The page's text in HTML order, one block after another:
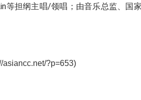
等担纲主唱/领唱；由音乐总监、国
asiancc.net/?p=653)